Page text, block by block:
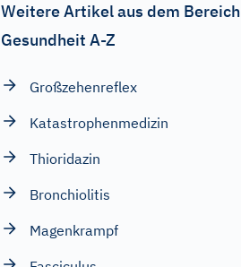
Weitere Artikel aus dem Bereich
Gesundheit A-Z
Großzehenreflex
Katastrophenmedizin
Thioridazin
Bronchiolitis
Magenkrampf